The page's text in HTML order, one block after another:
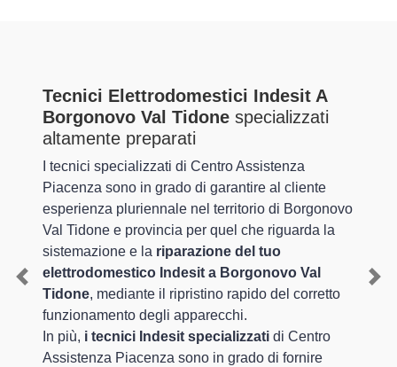
Tecnici Elettrodomestici Indesit A
Borgonovo Val Tidone specializzati
altamente preparati
I tecnici specializzati di Centro Assistenza
Piacenza sono in grado di garantire al cliente
esperienza pluriennale nel territorio di Borgonovo
Val Tidone e provincia per quel che riguarda la
sistemazione e la riparazione del tuo
elettrodomestico Indesit a Borgonovo Val
Tidone, mediante il ripristino rapido del corretto
funzionamento degli apparecchi.
In più, i tecnici Indesit specializzati di Centro
Assistenza Piacenza sono in grado di fornire
Previous